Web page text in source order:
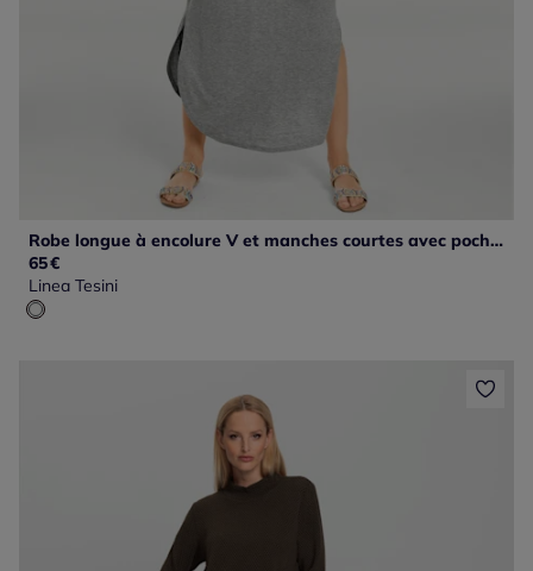
Robe longue à encolure V et manches courtes avec poches latérales
65€
Linea Tesini